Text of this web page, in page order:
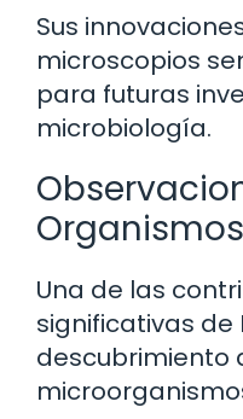
Sus
microscopios
para futuras
microbiología.
Una de las
significativas de
descubrimiento